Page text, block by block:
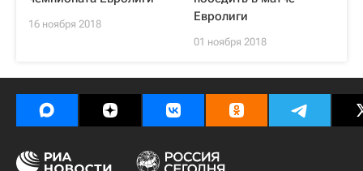
16 ноября 2018
Евролиги
01 ноября 2018